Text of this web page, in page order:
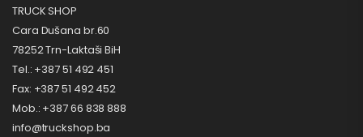
TRUCK SHOP
Cara Dušana br.60
78252 Trn-Laktaši BiH
Tel.: +387 51 492 451
Fax: +387 51 492 452
Mob.: +387 66 838 888
info@truckshop.ba